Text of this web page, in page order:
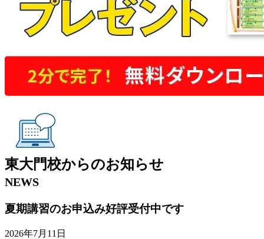
東大門校からのお知らせ
NEWS
夏期講習のお申込み好評受付中です
2026年7月11日